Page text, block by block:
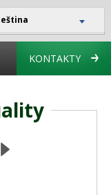
KONTAKTY